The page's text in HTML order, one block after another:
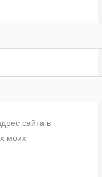
сайта в
моих